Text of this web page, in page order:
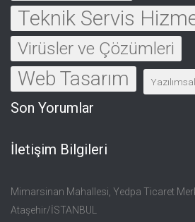
Teknik Servis
Virüsler ve Çözümleri
Web Tasarım
Son Yorumlar
İletişim Bilgileri
Mimarsinan Mahallesi, Yedpa Ticaret
Ataşehir/İSTANBUL